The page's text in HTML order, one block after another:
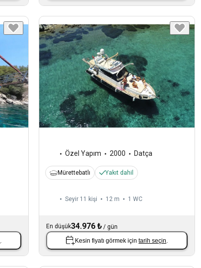
.
Özel Yapım 2000 Datça
Mürettebatlı Yakıt dahil
Seyir 11 kişi 12 m 1 WC
En düşük34.976 ₺ /gün
Kesin fiyatı görmek içintarih seçin.